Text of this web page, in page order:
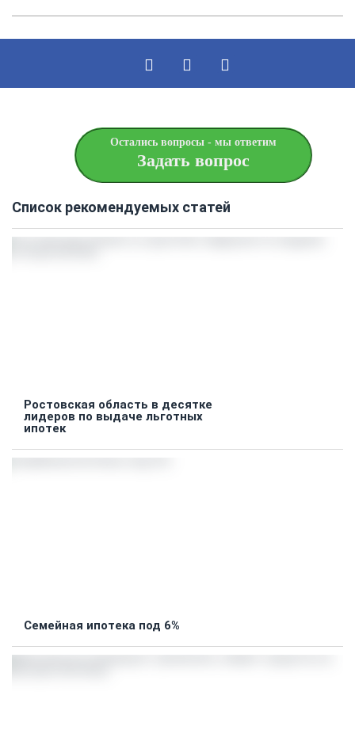
Остались вопросы - мы ответим
Задать вопрос
Список рекомендуемых статей
Ростовская область в десятке
лидеров по выдаче льготных
ипотек
Семейная ипотека под 6%